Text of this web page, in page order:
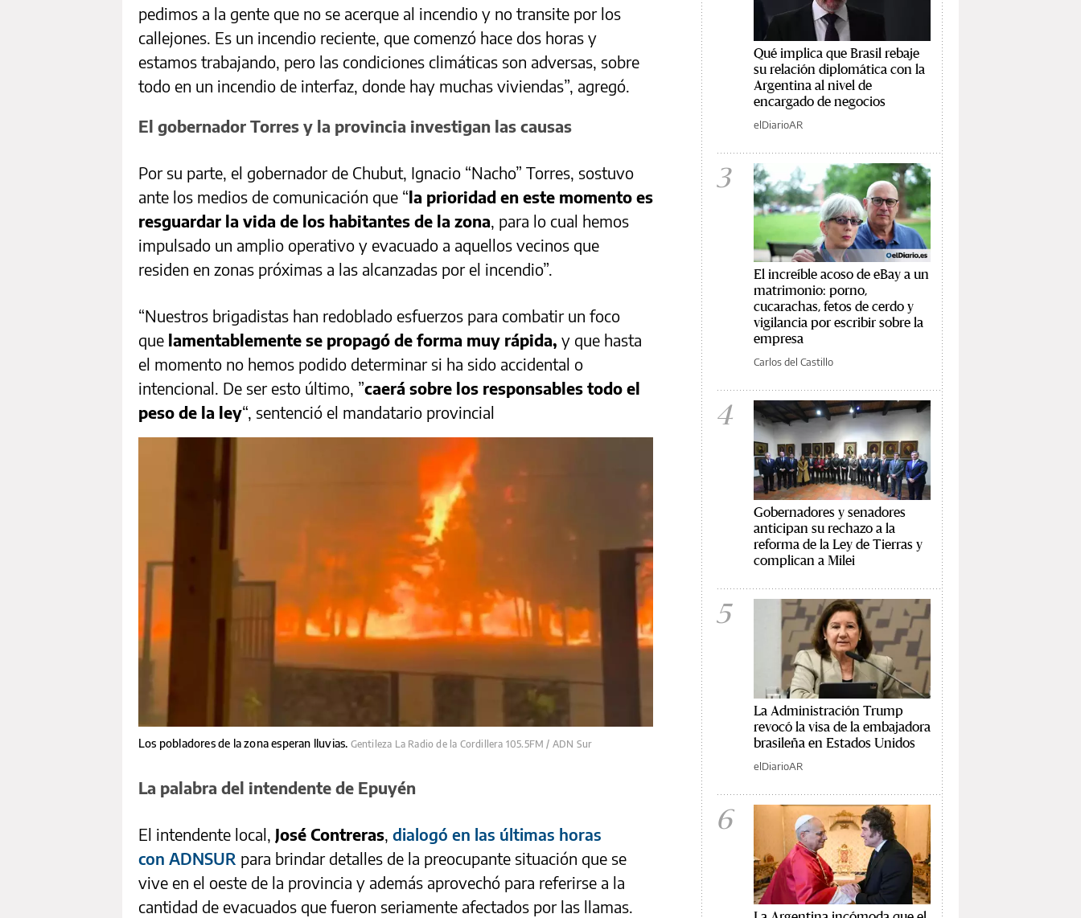
pedimos a la gente que no se acerque al incendio y no transite por los
callejones. Es un incendio reciente, que comenzó hace dos horas y
estamos trabajando, pero las condiciones climáticas son adversas, sobre
todo en un incendio de interfaz, donde hay muchas viviendas”, agregó.
El gobernador Torres y la provincia investigan las causas
Por su parte, el gobernador de Chubut, Ignacio “Nacho” Torres, sostuvo
ante los medios de comunicación que “la prioridad en este momento es
resguardar la vida de los habitantes de la zona, para lo cual hemos
impulsado un amplio operativo y evacuado a aquellos vecinos que
residen en zonas próximas a las alcanzadas por el incendio”.
“Nuestros brigadistas han redoblado esfuerzos para combatir un foco
que lamentablemente se propagó de forma muy rápida, y que hasta
el momento no hemos podido determinar si ha sido accidental o
intencional. De ser esto último, ”caerá sobre los responsables todo el
peso de la ley“, sentenció el mandatario provincial
Los pobladores de la zona esperan lluvias. Gentileza La Radio de la Cordillera 105.5FM / ADN Sur
La palabra del intendente de Epuyén
El intendente local, José Contreras, dialogó en las últimas horas
con ADNSUR para brindar detalles de la preocupante situación que se
vive en el oeste de la provincia y además aprovechó para referirse a la
cantidad de evacuados que fueron seriamente afectados por las llamas.
Qué implica que Brasil rebaje
su relación diplomática con la
Argentina al nivel de
encargado de negocios
elDiarioAR
3
El increíble acoso de eBay a un
matrimonio: porno,
cucarachas, fetos de cerdo y
vigilancia por escribir sobre la
empresa
Carlos del Castillo
4
Gobernadores y senadores
anticipan su rechazo a la
reforma de la Ley de Tierras y
complican a Milei
5
La Administración Trump
revocó la visa de la embajadora
brasileña en Estados Unidos
elDiarioAR
6